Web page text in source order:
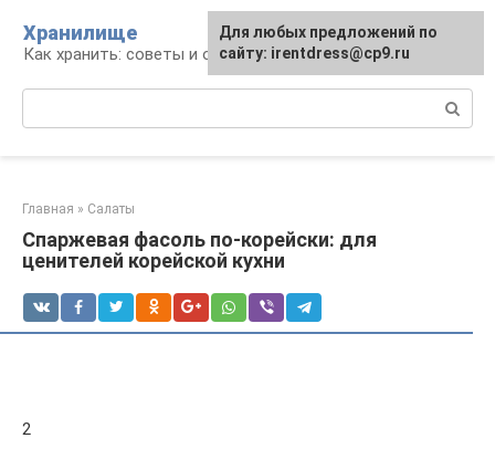
контенту
Хранилище
Как хранить: советы и опыт
Главная » Салаты
Спаржевая фасоль по-корейски: для
ценителей корейской кухни
2
Для любых предложений по
сайту: irentdress@cp9.ru